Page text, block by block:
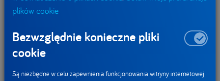
fabrykach w Polsce już ten cel osiągnęliśmy.”
W 2019 roku do Programu przystąpiło dziesięć firm, w tym
Żywiec Zdrój S.A., które w toku prac wypracowały wdrażane
zaprezentowane m.in.w podsumowującej pierwszą edycję
plików cookie
Bezwzględnie konieczne pliki
cookie
Są niezbędne w celu zapewnienia funkcjonowania witryny internetowej